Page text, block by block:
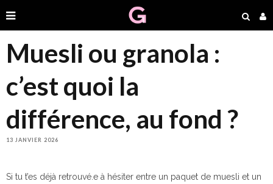
Muesli ou granola :
c’est quoi la
différence, au fond ?
13 JANVIER 2026
Si tu t’es déjà retrouvé.e à hésiter entre un paquet de muesli et un